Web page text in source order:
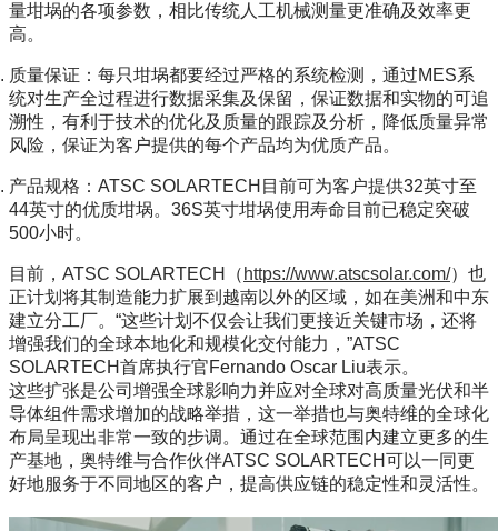
量坩埚的各项参数，相比传统人工机械测量更准确及效率更
高。
质量保证：每只坩埚都要经过严格的系统检测，通过MES系
统对生产全过程进行数据采集及保留，保证数据和实物的可追
溯性，有利于技术的优化及质量的跟踪及分析，降低质量异常
风险，保证为客户提供的每个产品均为优质产品。
产品规格：ATSC SOLARTECH目前可为客户提供32英寸至
44英寸的优质坩埚。36S英寸坩埚使用寿命目前已稳定突破
500小时。
目前，ATSC SOLARTECH（ https://www.atscsolar.com/）也
正计划将其制造能力扩展到越南以外的区域，如在美洲和中东
建立分工厂。“这些计划不仅会让我们更接近关键市场，还将
增强我们的全球本地化和规模化交付能力，”ATSC
SOLARTECH首席执行官Fernando Oscar Liu表示。
这些扩张是公司增强全球影响力并应对全球对高质量光伏和半
导体组件需求增加的战略举措，这一举措也与奥特维的全球化
布局呈现出非常一致的步调。通过在全球范围内建立更多的生
产基地，奥特维与合作伙伴ATSC SOLARTECH可以一同更
好地服务于不同地区的客户，提高供应链的稳定性和灵活性。